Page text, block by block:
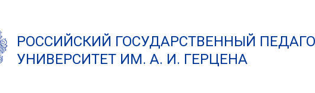
РОССИЙСКИЙ ГОСУДАРСТВЕННЫЙ
УНИВЕРСИТЕТ ИМ. А. И. ГЕРЦЕНА